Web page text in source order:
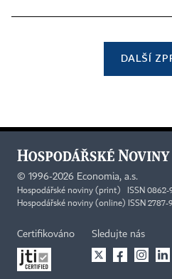
DALŠÍ
© 1996-2026 Economia, a.s.
Hospodářské noviny (print) ISSN 0862-
Hospodářské noviny (online) ISSN 2787-
Certifikováno Sledujte nás